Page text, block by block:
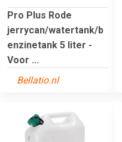
Pro Plus Rode
jerrycan/watertank/b
enzinetank 5 liter -
Voor ...
Bellatio.nl